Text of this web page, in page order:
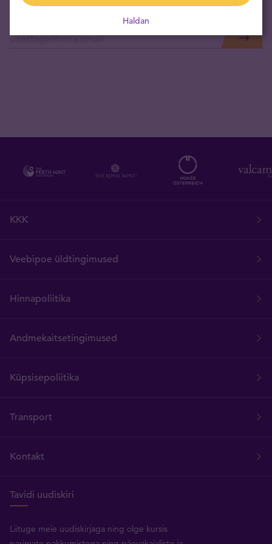
Tellige uudised otse oma e-postkasti
KKK
Veebipoe üldtingimused
Hinnapoliitika
Andmekaitsetingimused
Küpsisepoliitika
Transport
Kontakt
Tavidi uudiskiri
Liituge meie uudiskirjaga ning olge kursis
Haldan